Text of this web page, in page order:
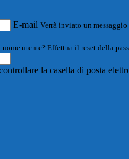
E-mail Verrà inviato un
utente? Effettua il reset della
la casella di posta